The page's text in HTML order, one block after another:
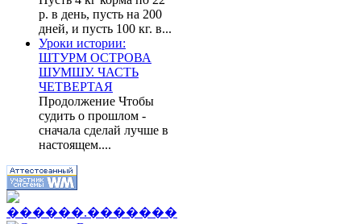
р. в день, пусть на 200
дней, и пусть 100 кг. в...
Уроки истории:
ШТУРМ ОСТРОВА
ШУМШУ. ЧАСТЬ
ЧЕТВЕРТАЯ
Продолжение Чтобы
судить о прошлом -
сначала сделай лучше в
настоящем....